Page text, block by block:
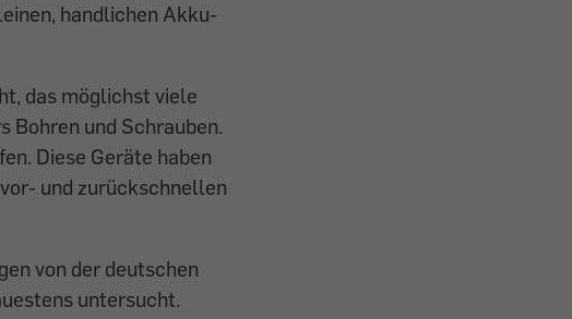
handlichen Akku-
das möglichst viele
Bohren und Schrauben.
Diese Geräte haben
und zurückschnellen
von der deutschen
untersucht.